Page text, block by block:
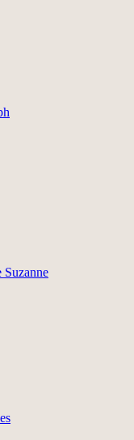
Suzanne